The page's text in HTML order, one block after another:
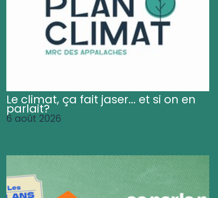
Le climat, ça fait jaser... et si on en
parlait?
6 août 2026